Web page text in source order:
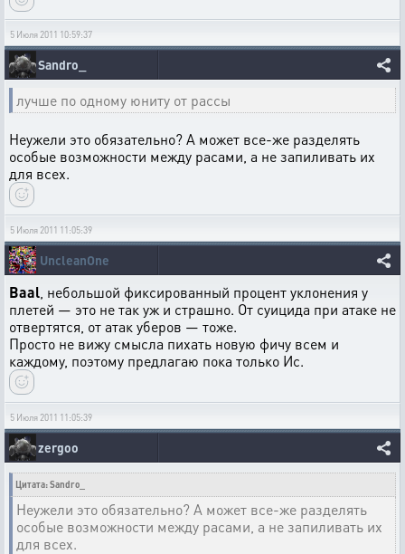
5 Июля 2011 10:59:37
Sandro_
лучше по одному юниту от рассы
Неужели это обязательно? А может все-же разделять
особые возможности между расами, а не запиливать их
для всех.
5 Июля 2011 11:05:39
UncleanOne
Baal , небольшой фиксированный процент уклонения у
плетей — это не так уж и страшно. От суицида при атаке не
отвертятся, от атак уберов — тоже.
Просто не вижу смысла пихать новую фичу всем и
каждому, поэтому предлагаю пока только Ис.
5 Июля 2011 11:05:39
zergoo
Цитата: Sandro_
Неужели это обязательно? А может все-же разделять
особые возможности между расами, а не запиливать их
для всех.